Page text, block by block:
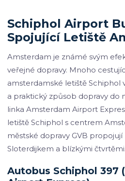
Schiphol Airport
Spojující Letiště
Amsterdam je známé svým
veřejné dopravy. Mnoho
amsterdamské letiště Schiphol
a praktický způsob dopravy do
linka Amsterdam Airport
letiště Schiphol s centrem
městské dopravy GVB
Sloterdijkem a blízkými čtvrtěmi.
Autobus Schiphol 397